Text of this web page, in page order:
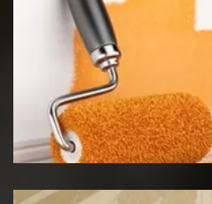
Peinture intérieur